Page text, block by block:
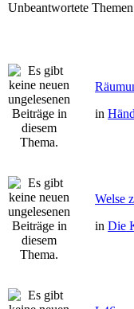
Unbeantwortete Themen
in
Welse
in Die